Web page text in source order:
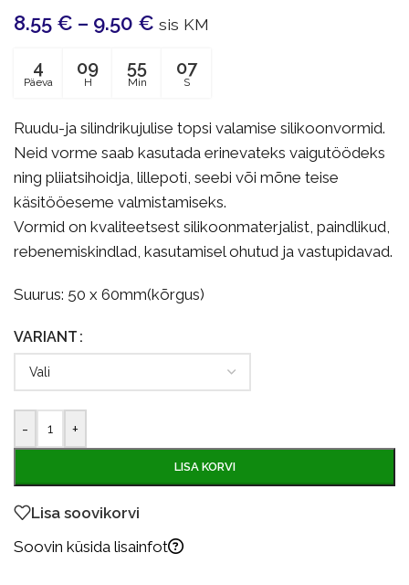
8.55 € – 9.50 € sis KM
4
Päeva
09
H
55
Min
06
S
Ruudu-ja silindrikujulise topsi valamise silikoonvormid.
Neid vorme saab kasutada erinevateks vaigutöödeks
ning pliiatsihoidja, lillepoti, seebi või mõne teise
käsitööeseme valmistamiseks.
Vormid on kvaliteetsest silikoonmaterjalist, paindlikud,
rebenemiskindlad, kasutamisel ohutud ja vastupidavad.
Suurus: 50 x 60mm(kõrgus)
VARIANT
- +
LISA KORVI
Lisa soovikorvi
Soovin küsida lisainfot